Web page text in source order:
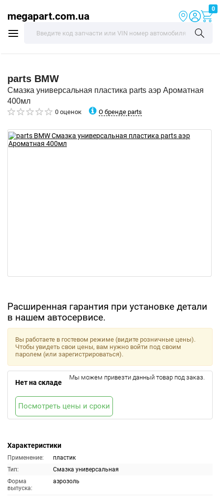
megapart.com.ua
0
parts BMW
Смазка универсальная пластика parts аэр Ароматная
400мл
0 оценок О бренде parts
Расширенная гарантия при установке детали
в нашем автосервисе.
Характеристики
Применение:
пластик
Тип:
Смазка универсальная
Форма
выпуска:
аэрозоль
Вы работаете в гостевом режиме (видите розничные цены).
Чтобы увидеть свои цены, вам нужно войти под своим
паролем (или зарегистрироваться).
Нет на складе
Мы можем привезти данный товар под заказ.
Посмотреть цены и сроки